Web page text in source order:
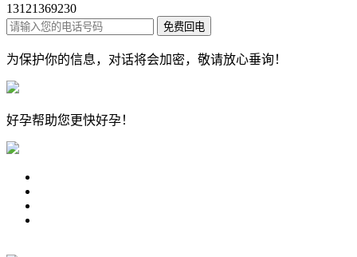
13121369230
为保护你的信息，对话将会加密，敬请放心垂询！
好孕帮助您更快好孕！